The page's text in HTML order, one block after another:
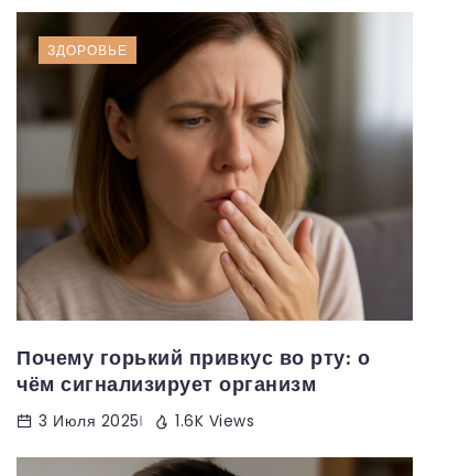
ЗДОРОВЬЕ
Почему горький привкус во рту: о
чём сигнализирует организм
3 Июля 2025 1.6K Views